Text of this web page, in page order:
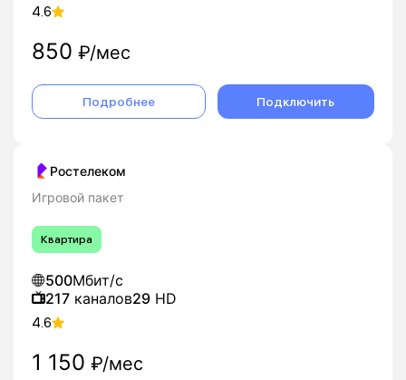
4.6
850 ₽/мес
Подробнее Подключить
Ростелеком
Игровой пакет
Квартира
500Мбит/с
217 каналов29 HD
4.6
1 150 ₽/мес